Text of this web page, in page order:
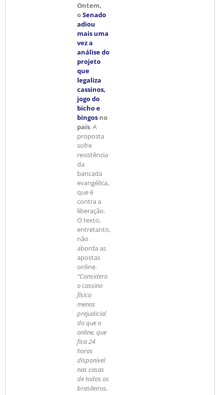
Ontem,
oSenado
adiou
mais uma
vez a
análise do
projeto
que
legaliza
cassinos,
jogo do
bicho e
bingosno
país. A
proposta
sofre
resistência
da
bancada
evangélica,
que é
contra a
liberação.
O texto,
entretanto,
não
aborda as
apostas
online.
“Considero
o cassino
físico
menos
prejudicial
do que o
online, que
fica 24
horas
disponível
nas casas
de todos os
brasileiros,